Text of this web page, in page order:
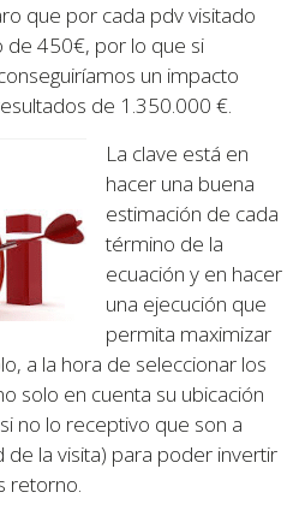
que por cada pdv visitado
450€, por lo que si
un impacto
de 1.350.000 €.
La clave está en
hacer una buena
estimación de cada
término de la
ecuación y en hacer
una ejecución que
permita maximizar
a la hora de seleccionar los
solo en cuenta su ubicación
no lo receptivo que son a
de la visita) para poder invertir
retorno.